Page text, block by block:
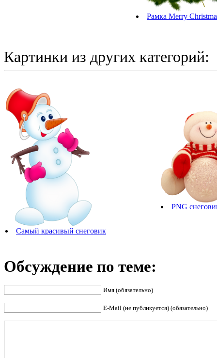
Рамка Merry
Картинки из других категорий:
Самый красивый снеговик
PNG
Обсуждение по теме:
Имя (обязательно)
E-Mail (не публикуется) (обязательно)